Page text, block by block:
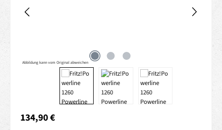
Abbildung kann vom Original abweichen
Regulärer Preis:
134,90 €